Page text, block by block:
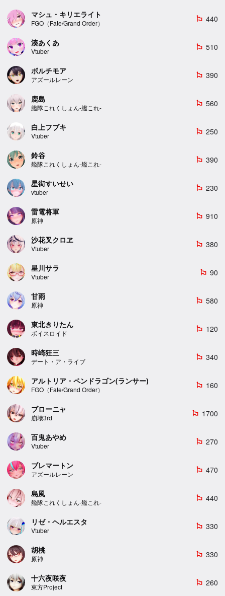
マシュ・キリエライト
FGO（Fate/Grand Order）
emoji_flags 440
湊あくあ
Vtuber
emoji_flags 510
ボルチモア
アズールレーン
emoji_flags 390
鹿島
艦隊これくしょん-艦これ-
emoji_flags 560
白上フブキ
Vtuber
emoji_flags 250
鈴谷
艦隊これくしょん-艦これ-
emoji_flags 390
星街すいせい
vtuber
emoji_flags 230
雷電将軍
原神
emoji_flags 910
沙花叉クロヱ
Vtuber
emoji_flags 380
星川サラ
Vtuber
emoji_flags 90
甘雨
原神
emoji_flags 580
東北きりたん
ボイスロイド
emoji_flags 120
時崎狂三
デート・ア・ライブ
emoji_flags 340
アルトリア・ペンドラゴン(ランサー)
FGO（Fate/Grand Order）
emoji_flags 160
ブローニャ
崩壊3rd
emoji_flags 1700
百鬼あやめ
Vtuber
emoji_flags 270
ブレマートン
アズールレーン
emoji_flags 470
島風
艦隊これくしょん-艦これ-
emoji_flags 440
リゼ・ヘルエスタ
Vtuber
emoji_flags 330
胡桃
原神
emoji_flags 330
十六夜咲夜
東方Project
emoji_flags 260